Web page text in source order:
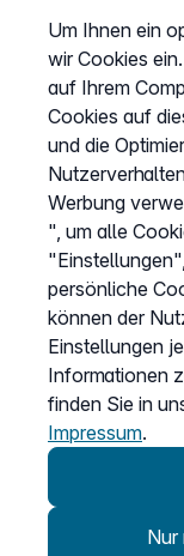
Um Ihnen ein
wir Cookies
auf Ihrem
Cookies auf
und die
Werbung
", um alle
persönliche
können der
Einstellungen
Informationen
finden Sie in
Impressum.
Nur